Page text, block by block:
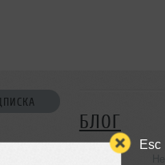
Esc
БЛОГ